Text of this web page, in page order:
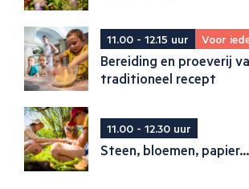
11.00 - 12.15 uur Voor
Bereiding en proeverij
traditioneel recept
11.00 - 12.30 uur
Steen, bloemen, papier...